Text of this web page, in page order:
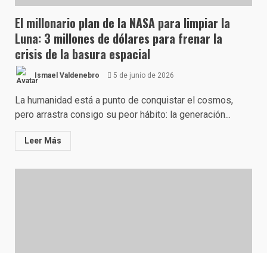
El millonario plan de la NASA para limpiar la
Luna: 3 millones de dólares para frenar la
crisis de la basura espacial
Ismael Valdenebro 5 de junio de 2026
La humanidad está a punto de conquistar el cosmos,
pero arrastra consigo su peor hábito: la generación...
Leer Más